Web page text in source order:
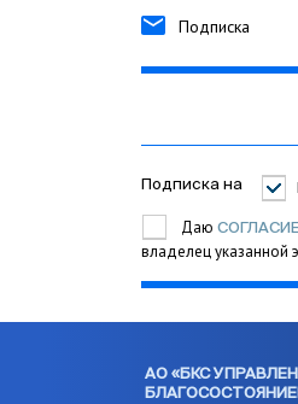
Подписка
Подписка на
Даю
владелец указанной
АО «БКС